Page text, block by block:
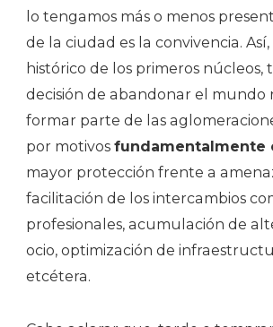
lo tengamos más o menos
de la ciudad es la convivencia.
histórico de los primeros núcleos,
decisión de abandonar el mundo
formar parte de las
por motivos fundamentalmente
mayor protección frente a
facilitación de los intercambios
profesionales, acumulación de
ocio, optimización de
etcétera.